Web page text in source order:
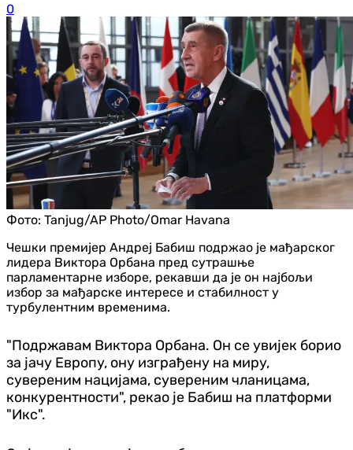
0
Фото: Tanjug/AP Photo/Omar Havana
Чешки премијер Андреј Бабиш подржао је мађарског
лидера Виктора Орбана пред сутрашње
парламентарне изборе, рекавши да је он најбољи
избор за мађарске интересе и стабилност у
турбулентним временима.
"Подржавам Виктора Орбана. Он се увијек борио
за јачу Европу, ону изграђену на миру,
сувереним нацијама, сувереним чланицама,
конкурентности", рекао је Бабиш на платформи
"Икс".